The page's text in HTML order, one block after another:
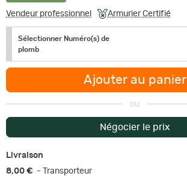
Vendeur professionnel Armurier Certifié
Sélectionner Numéro(s) de
plomb
Ajouter au panier
ou
Négocier le prix
Livraison
8,00 € - Transporteur